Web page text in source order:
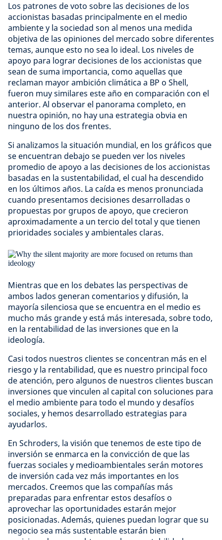
Los patrones de voto sobre las decisiones de los
accionistas basadas principalmente en el medio
ambiente y la sociedad son al menos una medida
objetiva de las opiniones del mercado sobre diferentes
temas, aunque esto no sea lo ideal. Los niveles de
apoyo para lograr decisiones de los accionistas que
sean de suma importancia, como aquellas que
reclaman mayor ambición climática a BP o Shell,
fueron muy similares este año en comparación con el
anterior. Al observar el panorama completo, en
nuestra opinión, no hay una estrategia obvia en
ninguno de los dos frentes.
Si analizamos la situación mundial, en los gráficos que
se encuentran debajo se pueden ver los niveles
promedio de apoyo a las decisiones de los accionistas
basadas en la sustentabilidad, el cual ha descendido
en los últimos años. La caída es menos pronunciada
cuando presentamos decisiones desarrolladas o
propuestas por grupos de apoyo, que crecieron
aproximadamente a un tercio del total y que tienen
prioridades sociales y ambientales claras.
Mientras que en los debates las perspectivas de
ambos lados generan comentarios y difusión, la
mayoría silenciosa que se encuentra en el medio es
mucho más grande y está más interesada, sobre todo,
en la rentabilidad de las inversiones que en la
ideología.
Casi todos nuestros clientes se concentran más en el
riesgo y la rentabilidad, que es nuestro principal foco
de atención, pero algunos de nuestros clientes buscan
inversiones que vinculen al capital con soluciones para
el medio ambiente para todo el mundo y desafíos
sociales, y hemos desarrollado estrategias para
ayudarlos.
En Schroders, la visión que tenemos de este tipo de
inversión se enmarca en la convicción de que las
fuerzas sociales y medioambientales serán motores
de inversión cada vez más importantes en los
mercados. Creemos que las compañías más
preparadas para enfrentar estos desafíos o
aprovechar las oportunidades estarán mejor
posicionadas. Además, quienes puedan lograr que su
negocio sea más sustentable estarán bien